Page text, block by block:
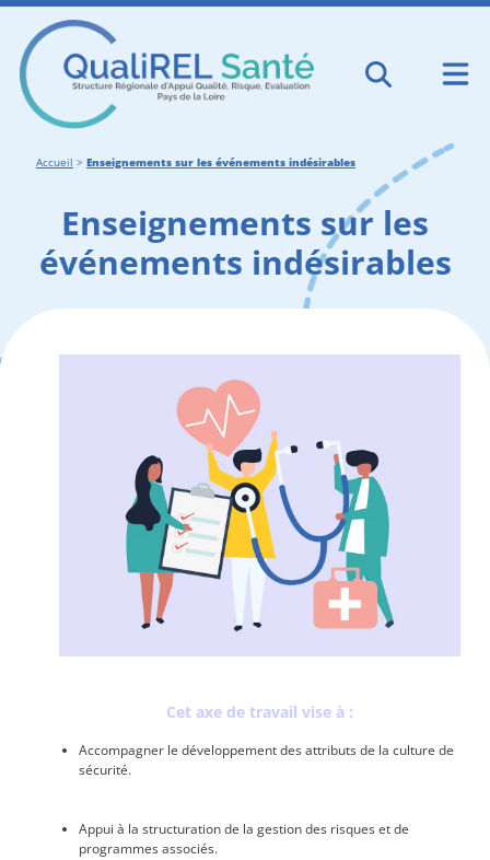
Accueil > Enseignements sur les événements indésirables
Enseignements sur les
événements indésirables
Cet axe de travail vise à :
Accompagner le développement des attributs de la culture de
sécurité.
Appui à la structuration de la gestion des risques et de
programmes associés.